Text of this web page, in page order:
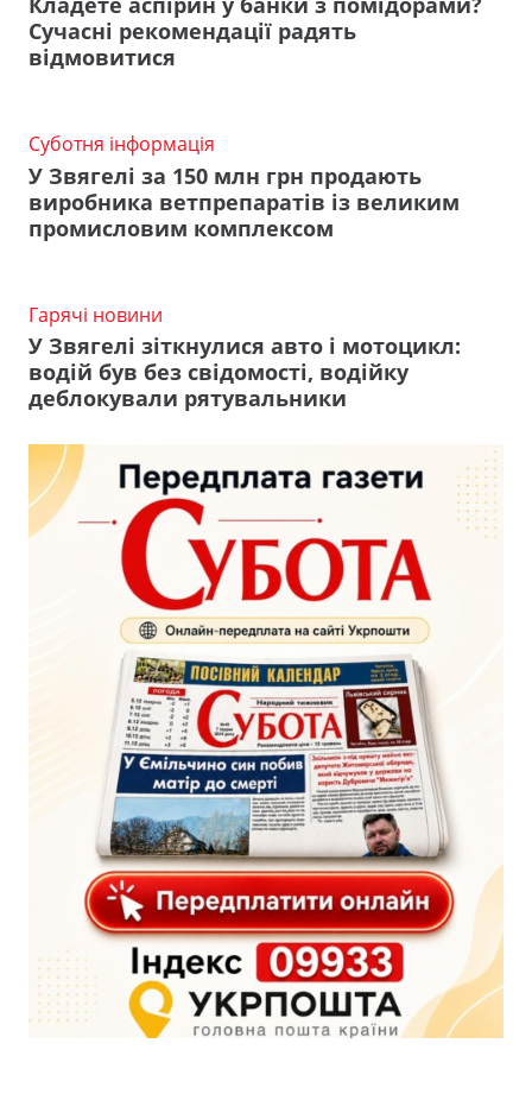
Сучасні рекомендації радять
відмовитися
Суботня інформація
У Звягелі за 150 млн грн продають
виробника ветпрепаратів із великим
промисловим комплексом
Гарячі новини
У Звягелі зіткнулися авто і мотоцикл:
водій був без свідомості, водійку
деблокували рятувальники